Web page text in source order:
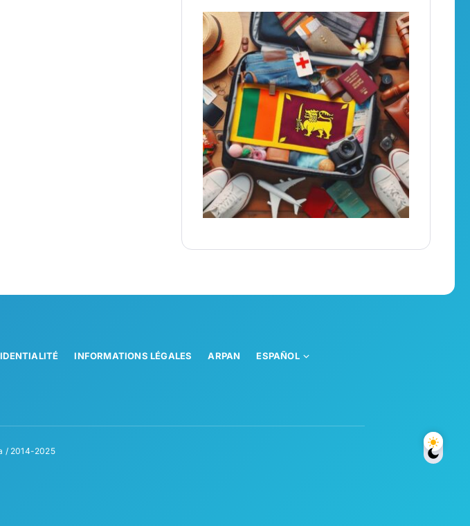
INFORMATIONS LÉGALES ARPAN ESPAÑOL
/ 2014-2025